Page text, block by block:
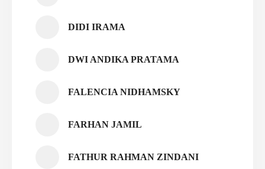
DIDI IRAMA
DWI ANDIKA PRATAMA
FALENCIA NIDHAMSKY
FARHAN JAMIL
FATHUR RAHMAN ZINDANI